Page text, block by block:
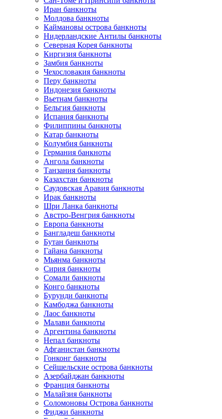
Иран банкноты
Молдова банкноты
Каймановы острова банкноты
Нидерландские Антилы банкноты
Северная Корея банкноты
Киргизия банкноты
Замбия банкноты
Чехословакия банкноты
Перу банкноты
Индонезия банкноты
Вьетнам банкноты
Бельгия банкноты
Испания банкноты
Филиппины банкноты
Катар банкноты
Колумбия банкноты
Германия банкноты
Ангола банкноты
Танзания банкноты
Казахстан банкноты
Саудовская Аравия банкноты
Ирак банкноты
Шри Ланка банкноты
Австро-Венгрия банкноты
Европа банкноты
Бангладеш банкноты
Бутан банкноты
Гайана банкноты
Мьянма банкноты
Сирия банкноты
Сомали банкноты
Конго банкноты
Бурунди банкноты
Камбоджа банкноты
Лаос банкноты
Малави банкноты
Аргентина банкноты
Непал банкноты
Афганистан банкноты
Гонконг банкноты
Сейшельские острова банкноты
Азербайджан банкноты
Франция банкноты
Малайзия банкноты
Соломоновы Острова банкноты
Фиджи банкноты